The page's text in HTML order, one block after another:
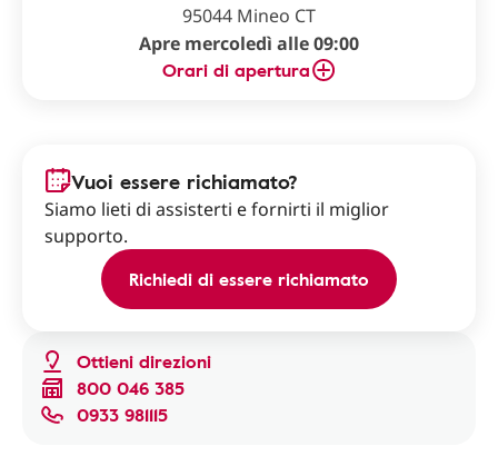
95044 Mineo CT
Apre mercoledì alle 09:00
Orari di apertura
Ottieni direzioni
800 046 385
0933 981115
Vuoi essere richiamato?
Siamo lieti di assisterti e fornirti il miglior
supporto.
Richiedi di essere richiamato